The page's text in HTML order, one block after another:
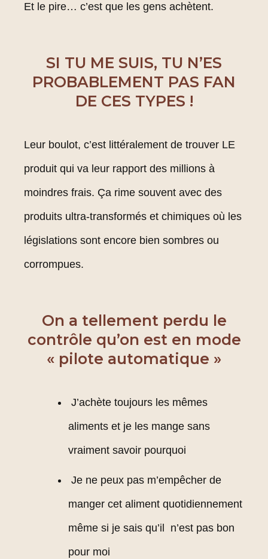
Et le pire… c’est que les gens achètent.
SI TU ME SUIS, TU N’ES
PROBABLEMENT PAS FAN
DE CES TYPES !
Leur boulot, c’est littéralement de trouver LE
produit qui va leur rapport des millions à
moindres frais. Ça rime souvent avec des
produits ultra-transformés et chimiques où les
législations sont encore bien sombres ou
corrompues.
On a tellement perdu le
contrôle qu’on est en mode
« pilote automatique »
J’achète toujours les mêmes
aliments et je les mange sans
vraiment savoir pourquoi
Je ne peux pas m’empêcher de
manger cet aliment quotidiennement
même si je sais qu’il n’est pas bon
pour moi